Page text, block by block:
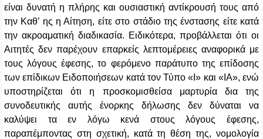
είναι δυνατή η πλήρης και ουσιαστική αντίκρουσή τους από
την Καθ’ ης η Αίτηση, είτε στο στάδιο της ένστασης είτε κατά
την ακροαματική διαδικασία. Ειδικότερα, προβάλλεται ότι οι
Αιτητές δεν παρέχουν επαρκείς λεπτομέρειες αναφορικά με
τους λόγους έφεσης, το φερόμενο παράτυπο της επίδοσης
των επίδικων Ειδοποιήσεων κατά τον Τύπο «Ι» και «ΙΑ», ενώ
υποστηρίζεται ότι η προσκομισθείσα μαρτυρία δια της
συνοδευτικής αυτής ένορκης δήλωσης δεν δύναται να
καλύψει τα εν λόγω κενά στους λόγους έφεσης,
παραπέμποντας στη σχετική, κατά τη θέση της, νομολογία